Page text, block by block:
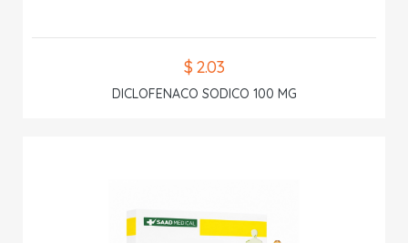
$ 2.03
DICLOFENACO SODICO 100 MG